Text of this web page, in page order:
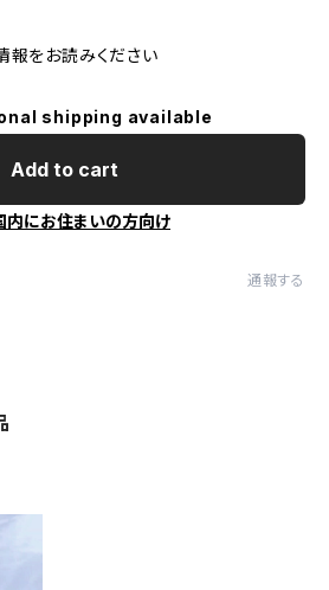
報をお読みください
shipping available
Add to cart
内にお住まいの方向け
通報する